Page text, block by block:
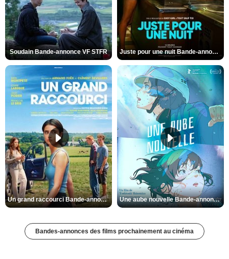
Soudain Bande-annonce VF STFR Juste pour une nuit Bande-annonce VO STFR
Un grand raccourci Bande-annonce VF Une aube nouvelle Bande-annonce VO STFR
Bandes-annonces des films prochainement au cinéma